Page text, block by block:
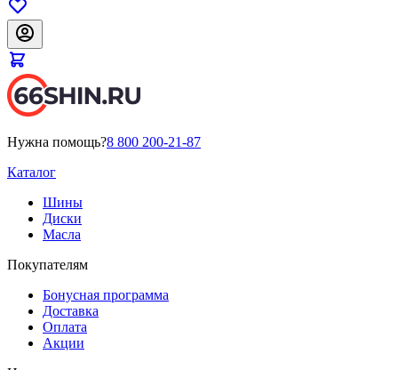
Нужна помощь?8 800 200-21-87
Каталог
Шины
Диски
Масла
Покупателям
Бонусная программа
Доставка
Оплата
Акции